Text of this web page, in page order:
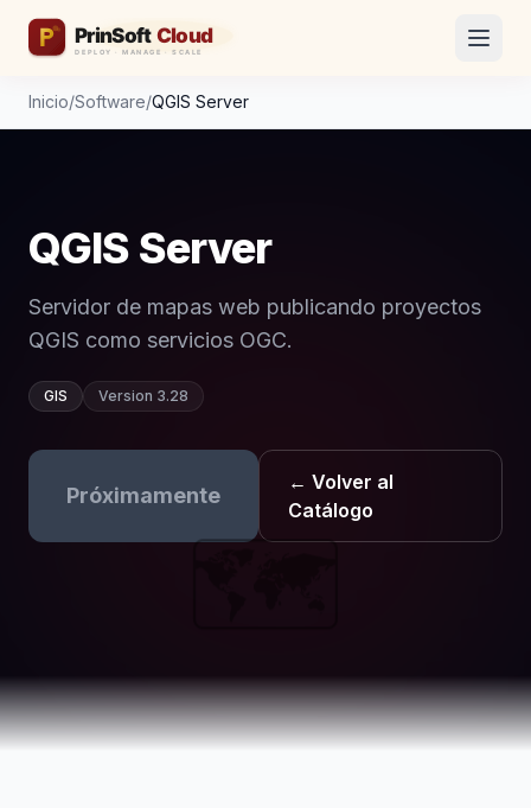
Inicio/Software/QGIS Server
QGIS Server
Servidor de mapas web publicando proyectos
QGIS como servicios OGC.
GIS Version 3.28
Próximamente
← Volver al
Catálogo
🗺️